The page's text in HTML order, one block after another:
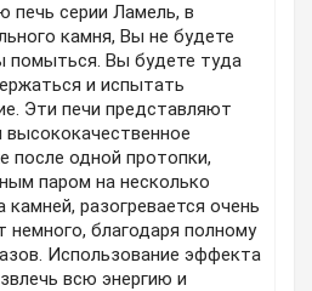
печь серии Ламель, в
камня, Вы не будете
помыться. Вы будете туда
и испытать
Эти печи представляют
после одной протопки,
паром на несколько
разогревается очень
немного, благодаря полному
Использование эффекта
всю энергию и